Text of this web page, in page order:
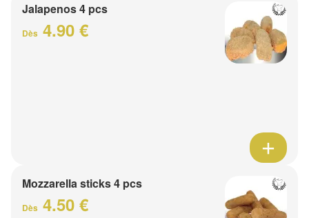
Jalapenos 4 pcs
Dès 4.90 €
Mozzarella sticks 4 pcs
Dès 4.50 €